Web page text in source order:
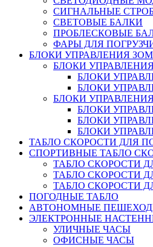
СИГНАЛЬНЫЕ
СВЕТОВЫЕ БАЛКИ
ПРОБЛЕСКОВЫЕ
ФАРЫ ДЛЯ
БЛОКИ УПРАВЛЕНИЯ ЗОМ
БЛОКИ
БЛОКИ
БЛОКИ
БЛОКИ
БЛОКИ
БЛОКИ
БЛОКИ
ТАБЛО СКОРОСТИ ДЛЯ
СПОРТИВНЫЕ ТАБЛО
ТАБЛО СКОРОСТИ
ТАБЛО СКОРОСТИ
ТАБЛО СКОРОСТИ
ПОГОДНЫЕ ТАБЛО
АВТОНОМНЫЕ
ЭЛЕКТРОННЫЕ
УЛИЧНЫЕ ЧАСЫ
ОФИСНЫЕ ЧАСЫ